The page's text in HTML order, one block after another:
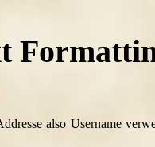
also Username